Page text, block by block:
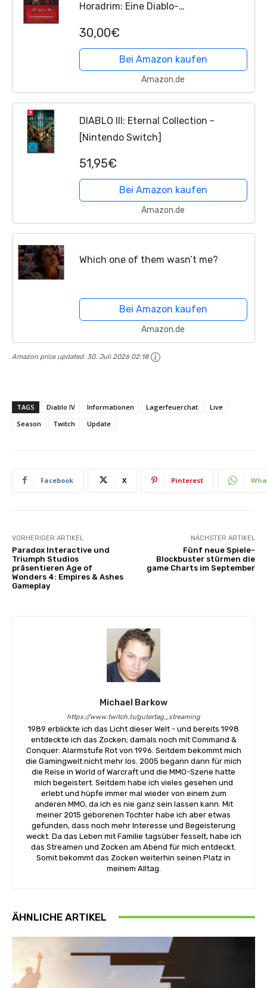
Horadrim: Eine Diablo-
30,00€
Bei Amazon kaufen
Amazon.de
DIABLO III: Eternal Collection -
[Nintendo Switch]
51,95€
Bei Amazon kaufen
Amazon.de
Which one of them wasn’t me?
Bei Amazon kaufen
Amazon.de
Amazon price updated: 30. Juli 2026 02:18
TAGS Diablo IV Informationen Lagerfeuerchat
Live
Season
Twitch Update
Facebook X Pinterest
VORHERIGER ARTIKEL
Paradox Interactive und
Triumph Studios
präsentieren Age of
Wonders 4: Empires & Ashes
Gameplay
NÄCHSTER ARTIKEL
Fünf neue Spiele-
Blockbuster stürmen die
game Charts im September
Michael Barkow
https://www.twitch.tv/gutertag_streaming
1989 erblickte ich das Licht dieser Welt - und bereits 1998
entdeckte ich das Zocken; damals noch mit Command &
Conquer: Alarmstufe Rot von 1996. Seitdem bekommt mich
die Gamingwelt nicht mehr los. 2005 begann dann für mich
die Reise in World of Warcraft und die MMO-Szene hatte
mich begeistert. Seitdem habe ich vieles gesehen und
erlebt und hüpfe immer mal wieder von einem zum
anderen MMO, da ich es nie ganz sein lassen kann. Mit
meiner 2015 geborenen Tochter habe ich aber etwas
gefunden, dass noch mehr Interesse und Begeisterung
weckt. Da das Leben mit Familie tagsüber fesselt, habe ich
das Streamen und Zocken am Abend für mich entdeckt.
Somit bekommt das Zocken weiterhin seinen Platz in
meinem Alltag.
ÄHNLICHE ARTIKEL